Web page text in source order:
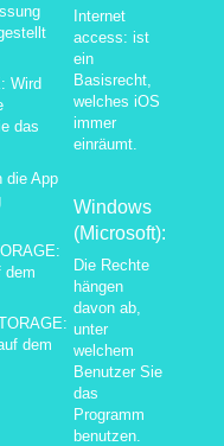
Wird
das
die App
dem
dem
Internet
access: ist
ein
Basisrecht,
welches iOS
immer
einräumt.
Windows
(Microsoft):
Die Rechte
hängen
davon ab,
unter
welchem
Benutzer Sie
das
Programm
benutzen.